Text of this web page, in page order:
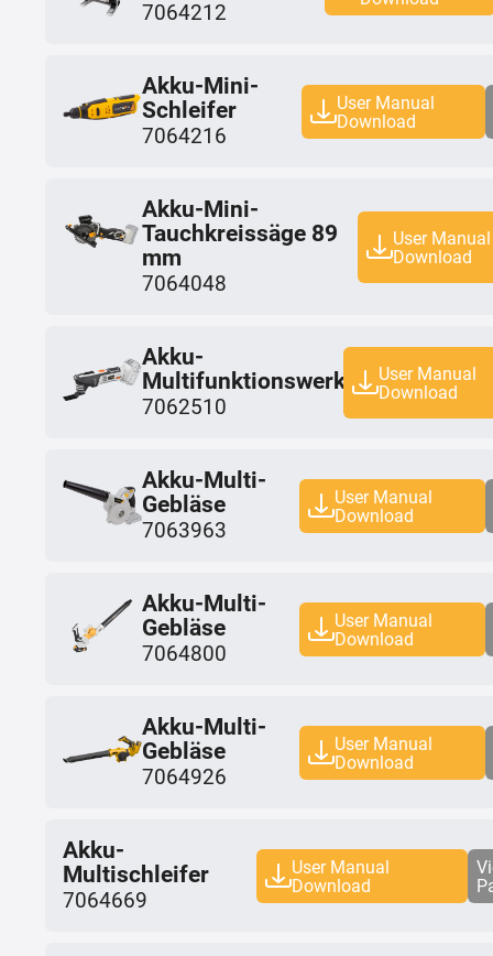
7064212
Akku-Mini-
Schleifer
7064216
User Manual
Download
Akku-Mini-
Tauchkreissäge 89
mm
7064048
User Manual
Download
Akku-
Multifunktionswerkzeug
7062510
User Manual
Download
Akku-Multi-
Gebläse
7063963
User Manual
Download
Akku-Multi-
Gebläse
7064800
User Manual
Download
Akku-Multi-
Gebläse
7064926
User Manual
Download
Akku-
Multischleifer
7064669
User Manual
Download